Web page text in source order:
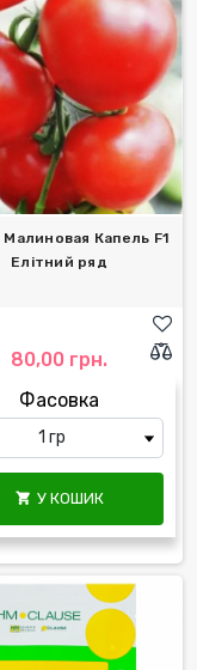
Капель F1
Елітний ряд
80,00 грн.
Фасовка
 У КОШИК